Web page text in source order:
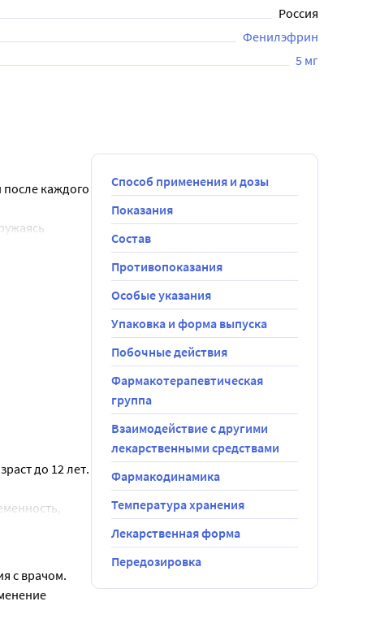
Россия
Фенилэфрин
5 мг
после каждого
до 12 лет.
и
плода и
с врачом.
Способ применения и дозы
Показания
Состав
Противопоказания
Особые указания
Упаковка и форма выпуска
Побочные действия
Фармакотерапевтическая
группа
Взаимодействие с другими
лекарственными средствами
Фармакодинамика
Температура хранения
Лекарственная форма
Передозировка